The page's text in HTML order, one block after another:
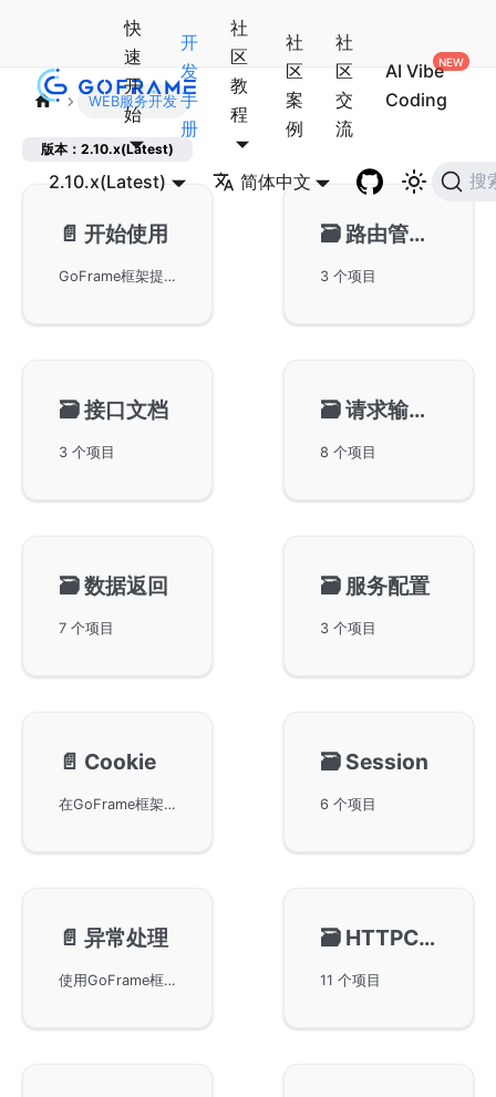
快
速
开
始
开
发
手
册
社
区
教
程
社
区
案
例
社
区
交
流
AI Vibe
Coding
2.10.x(Latest) 简体中文 搜
WEB服务开发
版本：2.10.x(Latest)
📄️ 开始使用
GoFrame框架提供强大的WebServer，由ghttp模块实现，涵盖路由、会话管理、缓存等功能。支持多端口监听、域名绑定、多实例运行，提供便捷的配置管理及服务器平滑重启能力，为开发者提供模块化和灵活性支持，为用户提供可靠的HTTP和HTTPS服务。
🗃️ 路由管理🔥
3 个项目
🗃️接口文档
3 个项目
🗃️请求输入🔥
8 个项目
🗃️数据返回
7 个项目
🗃️ 服务配置
3 个项目
📄️ Cookie
在GoFrame框架中使用Cookie进行会话管理。通过ghttp.Request对象，开发者可以轻松获取、设置和删除Cookie。还讨论了SessionId的获取和设置，Cookie的过期时间处理，以及在控制器中继承和使用会话对象的简易方法。这些功能为Web开发者提供了强大的工具来管理用户会话，确保Web应用的灵活性和应变能力。
🗃️ Session
6 个项目
📄️ 异常处理
使用GoFrame框架中进行HTTP请求异常处理的策略。当请求过程中产生异常时，GoFrame会自动捕获panic，避免进程崩溃，并记录到日志文件中。开发者可以通过自定义中间件进行异常捕获和处理，同时可以获取详细的异常堆栈信息，更加有效地定位问题。本文还提供了多个代码示例，帮助读者理解异常处理的正确用法。
🗃️ HTTPClient
11 个项目